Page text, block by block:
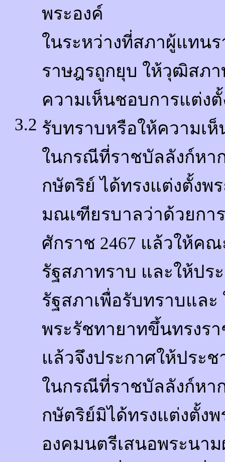
พระองค์
ในระหว่างที่สภาผู้แทน
ราษฎรถูกยุบ ให้วุฒิสภ
ความเห็นชอบการแต่ง
3.2 รับทราบหรือให้ความเ
ในกรณีที่ราชบัลลังก์หา
กษัตริย์ ได้ทรงแต่งตั้งพ
มณเฑียรบาลว่าด้วยกา
ศักราช 2467 แล้วให้ค
รัฐสภาทราบ และให้ปร
รัฐสภาเพื่อรับทราบแล
พระรัชทายาทขึ้นทรงร
แล้วจึงประกาศให้ประ
ในกรณีที่ราชบัลลังก์หา
กษัตริย์มิได้ทรงแต่งตั้ง
องคมนตรีเสนอพระนา